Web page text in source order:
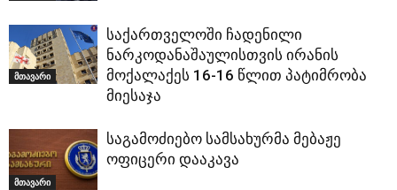
მთავარი
საქართველოში ჩადენილი
ნარკოდანაშაულისთვის ირანის
მოქალაქეს 16-16 წლით პატიმრობა
მიესაჯა
მთავარი
საგამოძიებო სამსახურმა მებაჟე
ოფიცერი დააკავა